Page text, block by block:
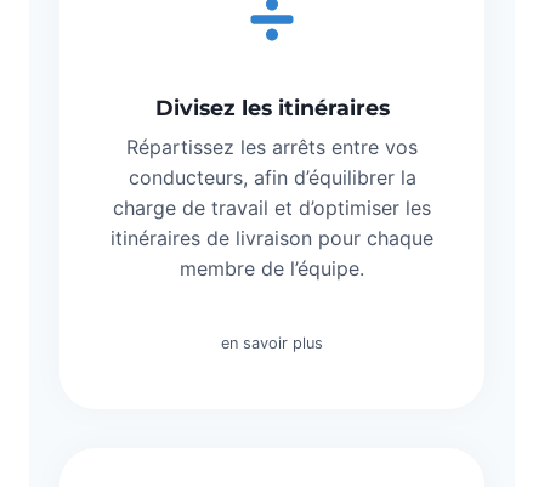
Divisez les itinéraires
Répartissez les arrêts entre vos
conducteurs, afin d’équilibrer la
charge de travail et d’optimiser les
itinéraires de livraison pour chaque
membre de l’équipe.
en savoir plus